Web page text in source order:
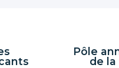
Pôle
de la